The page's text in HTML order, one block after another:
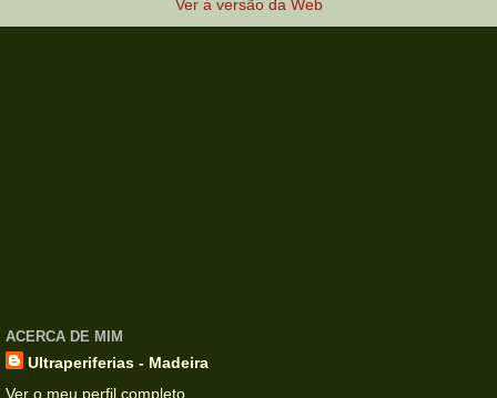
Ver a versão da Web
ACERCA DE MIM
Ultraperiferias - Madeira
Ver o meu perfil completo